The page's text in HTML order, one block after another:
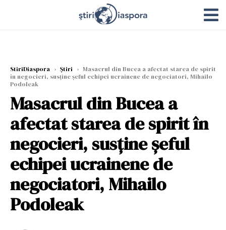
StiriDiaspora › Știri › Masacrul din Bucea a afectat starea de spirit
în negocieri, susține șeful echipei ucrainene de negociatori, Mihailo
Podoleak
Masacrul din Bucea a
afectat starea de spirit în
negocieri, susține șeful
echipei ucrainene de
negociatori, Mihailo
Podoleak